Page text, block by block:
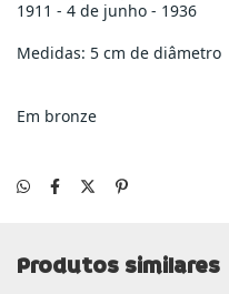
1911 - 4 de junho - 1936
Medidas: 5 cm de diâmetro
Em bronze
Produtos similares